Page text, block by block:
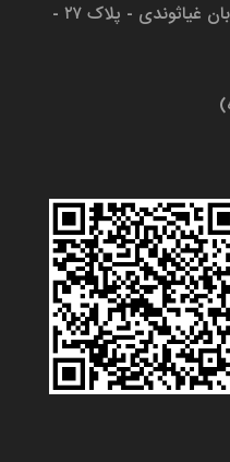
آدرس: تهران استاد معین - خیابان غیاثوندی - پلاک ۲۷ -